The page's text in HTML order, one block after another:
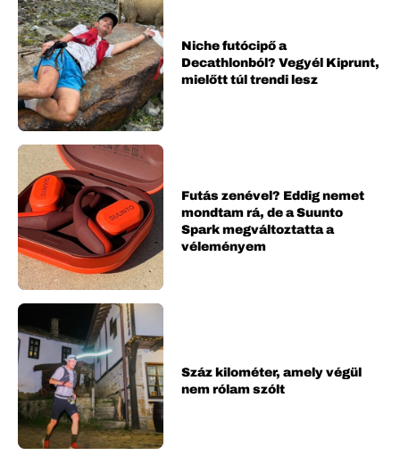
Niche futócipő a
Decathlonból? Vegyél Kiprunt,
mielőtt túl trendi lesz
Futás zenével? Eddig nemet
mondtam rá, de a Suunto
Spark megváltoztatta a
véleményem
Száz kilométer, amely végül
nem rólam szólt